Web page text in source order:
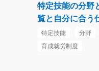
特定技能の分野
覧と自分に合う
特定技能 分野
育成就労制度